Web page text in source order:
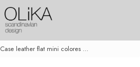
Case leather flat mini colores varios